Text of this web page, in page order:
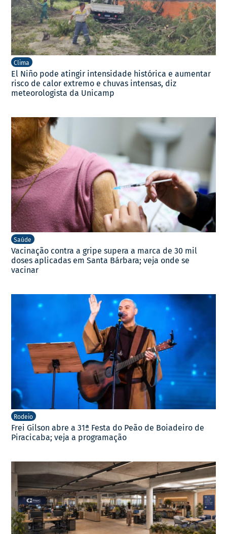
Clima
El Niño pode atingir intensidade histórica e aumentar
risco de calor extremo e chuvas intensas, diz
meteorologista da Unicamp
Saúde
Vacinação contra a gripe supera a marca de 30 mil
doses aplicadas em Santa Bárbara; veja onde se
vacinar
Rodeio
Frei Gilson abre a 31ª Festa do Peão de Boiadeiro de
Piracicaba; veja a programação